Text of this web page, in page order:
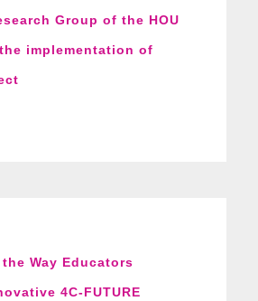
Group of the HOU
implementation of
Way Educators
4C-FUTURE